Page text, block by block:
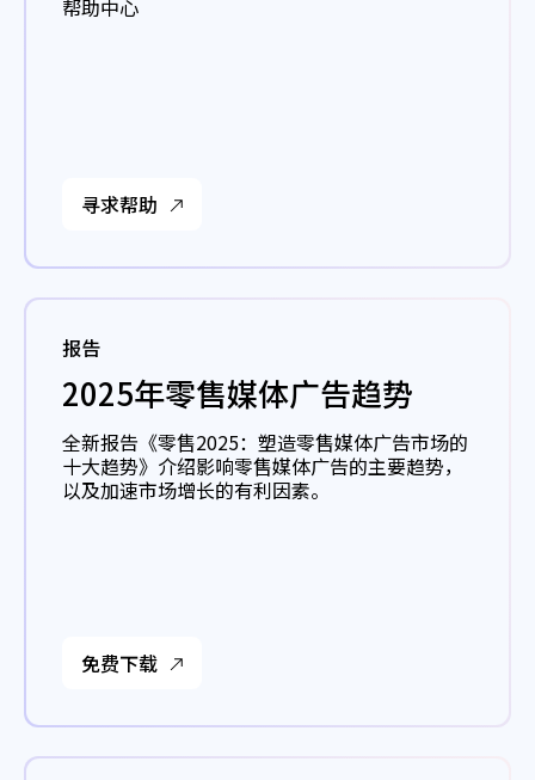
帮助中心
寻求帮助
报告
2025年零售媒体广告趋势
全新报告《零售2025：塑造零售媒体广告市场的
十大趋势》介绍影响零售媒体广告的主要趋势，
以及加速市场增长的有利因素。
免费下载